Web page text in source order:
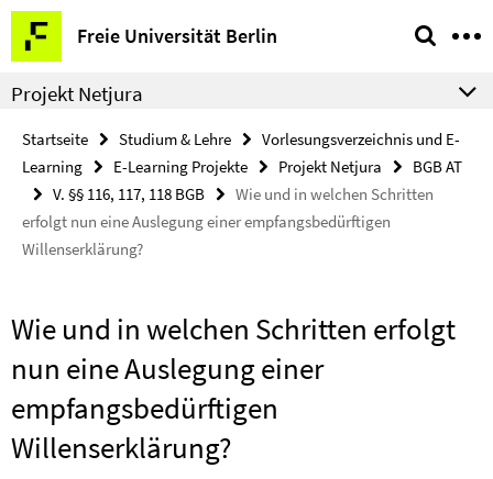
Springe
direkt
zu
Inhalt
Freie Universität Berlin
Service-
Navigation
Projekt Netjura
Startseite Studium & Lehre
Vorlesungsverzeichnis und E-
Learning
E-Learning Projekte Projekt Netjura
BGB AT
V. §§ 116, 117, 118 BGB
Wie und in welchen Schritten
erfolgt nun eine Auslegung einer empfangsbedürftigen
Willenserklärung?
Wie und in welchen Schritten erfolgt
nun eine Auslegung einer
empfangsbedürftigen
Willenserklärung?